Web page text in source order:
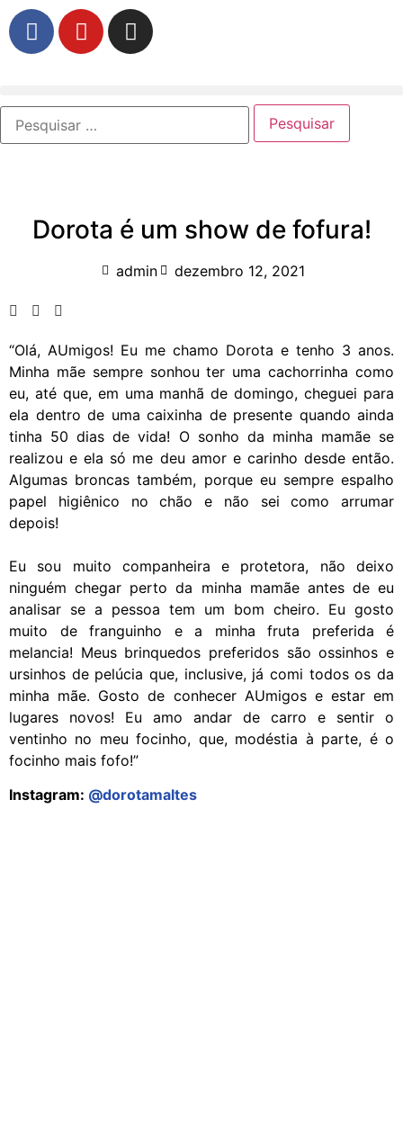
Dorota é um show de fofura!
admin dezembro 12, 2021
“Olá, AUmigos! Eu me chamo Dorota e tenho 3 anos.
Minha mãe sempre sonhou ter uma cachorrinha como
eu, até que, em uma manhã de domingo, cheguei para
ela dentro de uma caixinha de presente quando ainda
tinha 50 dias de vida! O sonho da minha mamãe se
realizou e ela só me deu amor e carinho desde então.
Algumas broncas também, porque eu sempre espalho
papel higiênico no chão e não sei como arrumar
depois!
Eu sou muito companheira e protetora, não deixo
ninguém chegar perto da minha mamãe antes de eu
analisar se a pessoa tem um bom cheiro. Eu gosto
muito de franguinho e a minha fruta preferida é
melancia! Meus brinquedos preferidos são ossinhos e
ursinhos de pelúcia que, inclusive, já comi todos os da
minha mãe. Gosto de conhecer AUmigos e estar em
lugares novos! Eu amo andar de carro e sentir o
ventinho no meu focinho, que, modéstia à parte, é o
focinho mais fofo!”
Instagram: @dorotamaltes